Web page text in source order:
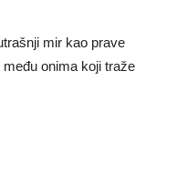
mir kao prave
onima koji traže